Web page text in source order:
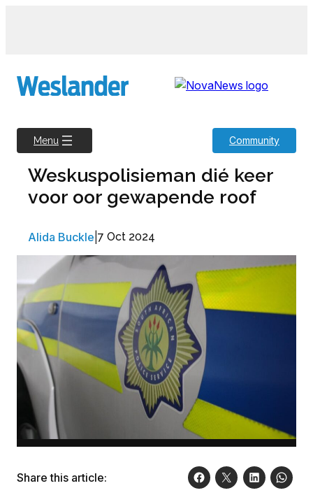
Menu Community
Weskuspolisieman dié keer
voor oor gewapende roof
Alida Buckle 7 Oct 2024
Share this article: